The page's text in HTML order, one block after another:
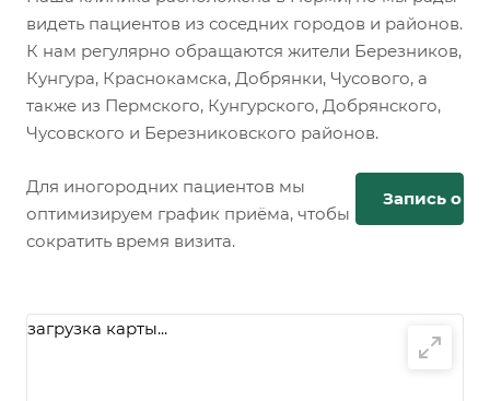
видеть пациентов из соседних городов и районов.
К нам регулярно обращаются жители Березников,
Кунгура, Краснокамска, Добрянки, Чусового, а
также из Пермского, Кунгурского, Добрянского,
Чусовского и Березниковского районов.
Для иногородних пациентов мы
оптимизируем график приёма, чтобы
сократить время визита.
Запись
загрузка карты...